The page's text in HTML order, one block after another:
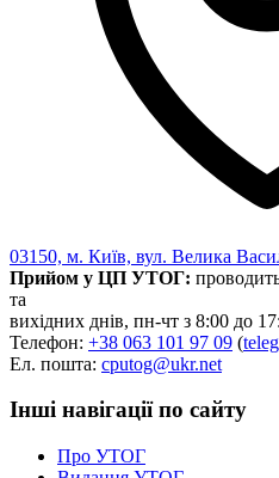
03150, м. Київ, вул. Велика
Прийом у ЦП УТОГ:
та
вихідних днів, пн-чт з 8:00 до
Телефон: +38 063 101 97 09 (
Ел. пошта: cputog@ukr.net
Інші навігації по сайту
Про УТОГ